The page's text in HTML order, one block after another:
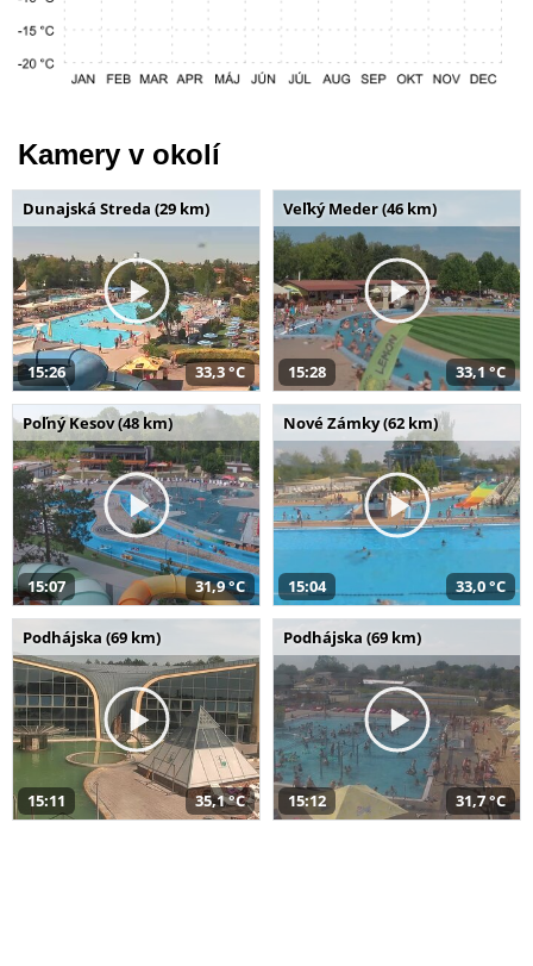
Kamery v okolí
Dunajská Streda (29 km)
15:26 33,3 °C
Veľký Meder (46 km)
15:28 33,1 °C
Poľný Kesov (48 km)
15:07 31,9 °C
Nové Zámky (62 km)
15:04 33,0 °C
Podhájska (69 km)
15:11 35,1 °C
Podhájska (69 km)
15:12 31,7 °C